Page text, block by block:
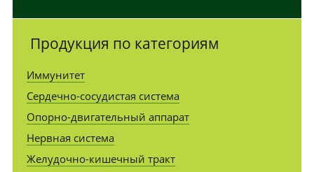
Продукция по категориям
Иммунитет
Сердечно-сосудистая система
Опорно-двигательный аппарат
Нервная система
Желудочно-кишечный тракт